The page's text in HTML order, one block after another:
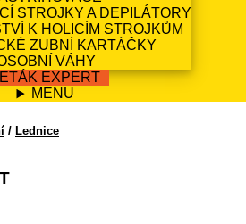
STROJKY A DEPILÁTORY
K HOLICÍM STROJKŮM
ZUBNÍ KARTÁČKY
VÁHY
EXPERT
MENU
/ Lednice